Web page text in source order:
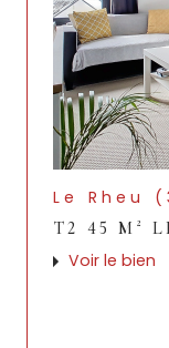
Le Rheu
T2 45 M²
Voir le bien